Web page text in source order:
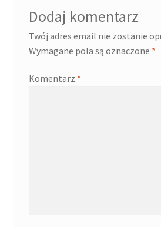
Dodaj komentarz
Twój adres email nie zostanie
Wymagane pola są oznaczone *
Komentarz *